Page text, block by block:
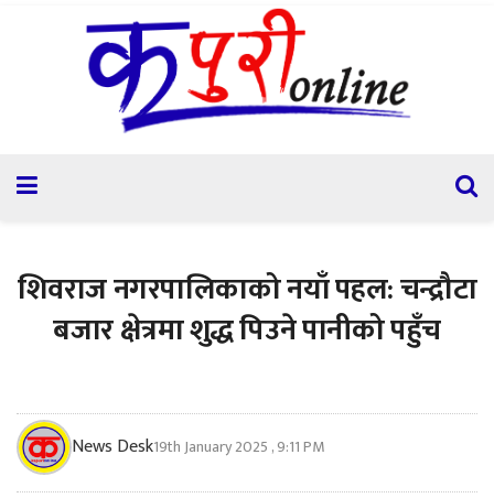
शिवराज नगरपालिकाको नयाँ पहल: चन्द्रौटा
बजार क्षेत्रमा शुद्ध पिउने पानीको पहुँच
News Desk19th January 2025 , 9:11 PM